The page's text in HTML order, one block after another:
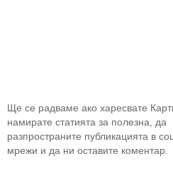
Ще се радваме ако харесвате
намирате статията за полезна, да
разпространите публикацията в
мрежи и да ни оставите коментар.